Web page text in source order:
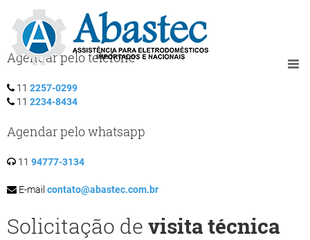
Agendar pelo telefone
11 2257-0299
11 2234-8434
Agendar pelo whatsapp
11 94777-3134
E-mail contato@abastec.com.br
Solicitação de visita técnica